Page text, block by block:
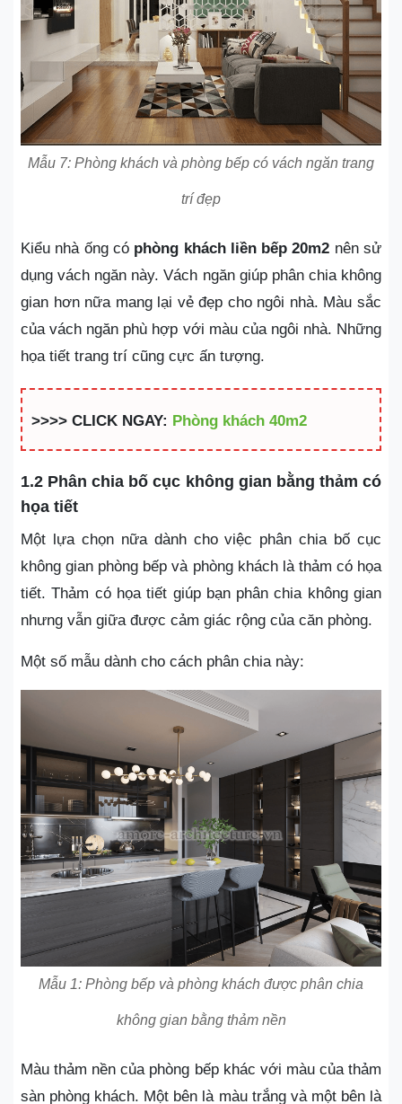
Mẫu 7: Phòng khách và phòng bếp có vách ngăn trang
trí đẹp
Kiểu nhà ống có phòng khách liền bếp 20m2 nên sử
dụng vách ngăn này. Vách ngăn giúp phân chia không
gian hơn nữa mang lại vẻ đẹp cho ngôi nhà. Màu sắc
của vách ngăn phù hợp với màu của ngôi nhà. Những
họa tiết trang trí cũng cực ấn tượng.
>>>> CLICK NGAY: Phòng khách 40m2
1.2 Phân chia bố cục không gian bằng thảm có
họa tiết
Một lựa chọn nữa dành cho việc phân chia bố cục
không gian phòng bếp và phòng khách là thảm có họa
tiết. Thảm có họa tiết giúp bạn phân chia không gian
nhưng vẫn giữa được cảm giác rộng của căn phòng.
Một số mẫu dành cho cách phân chia này:
Mẫu 1: Phòng bếp và phòng khách được phân chia
không gian bằng thảm nền
Màu thảm nền của phòng bếp khác với màu của thảm
sàn phòng khách. Một bên là màu trắng và một bên là